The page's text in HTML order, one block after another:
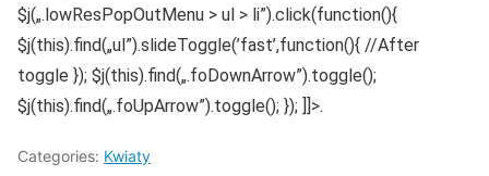
$j(„.lowResPopOutMenu > ul > li”).click(function(){
$j(this).find(„ul”).slideToggle(’fast’,function(){ //After
toggle }); $j(this).find(„.foDownArrow”).toggle();
$j(this).find(„.foUpArrow”).toggle(); }); ]]>.
Categories: Kwiaty